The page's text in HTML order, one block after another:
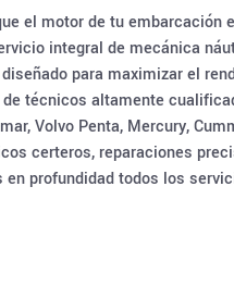
el motor de tu embarcación
integral de mecánica
para maximizar el
técnicos altamente
Volvo Penta, Mercury,
certeros, reparaciones
profundidad todos los